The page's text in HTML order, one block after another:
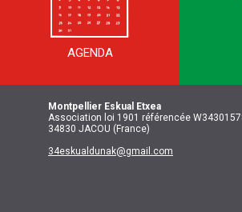
AGENDA
Montpellier Eskual Etxea
Association loi 1901 référencée
34830 JACOU (France)
34eskualdunak@gmail.com